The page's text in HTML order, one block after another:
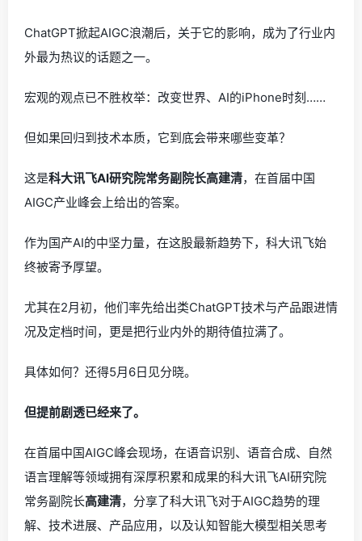
ChatGPT掀起AIGC浪潮后，关于它的影响，成为了行业内
外最为热议的话题之一。
宏观的观点已不胜枚举：改变世界、AI的iPhone时刻……
但如果回归到技术本质，它到底会带来哪些变革？
这是科大讯飞AI研究院常务副院长高建清，在首届中国
AIGC产业峰会上给出的答案。
作为国产AI的中坚力量，在这股最新趋势下，科大讯飞始
终被寄予厚望。
尤其在2月初，他们率先给出类ChatGPT技术与产品跟进情
况及定档时间，更是把行业内外的期待值拉满了。
具体如何？还得5月6日见分晓。
但提前剧透已经来了。
在首届中国AIGC峰会现场，在语音识别、语音合成、自然
语言理解等领域拥有深厚积累和成果的科大讯飞AI研究院
常务副院长高建清，分享了科大讯飞对于AIGC趋势的理
解、技术进展、产品应用，以及认知智能大模型相关思考